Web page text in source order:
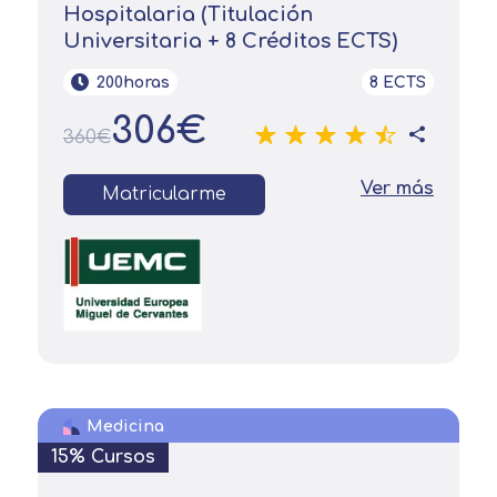
Hospitalaria (Titulación
Universitaria + 8 Créditos ECTS)
200horas 8 ECTS
360€306€
Matricularme Ver más
Medicina
15% Cursos
Solicitar
información
Solicitar
información
Telefono